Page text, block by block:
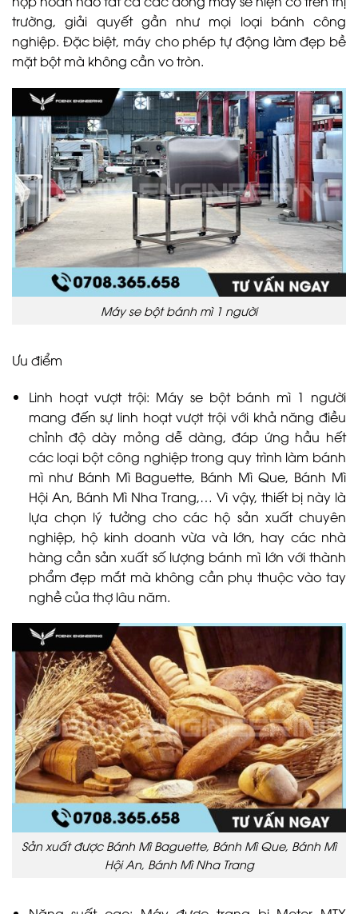
trường, giải quyết gần như mọi loại bánh công
nghiệp. Đặc biệt, máy cho phép tự động làm đẹp bề
mặt bột mà không cần vo tròn.
Máy se bột bánh mì 1 người
Ưu điểm
Linh hoạt vượt trội: Máy se bột bánh mì 1 người
mang đến sự linh hoạt vượt trội với khả năng điều
chỉnh độ dày mỏng dễ dàng, đáp ứng hầu hết
các loại bột công nghiệp trong quy trình làm bánh
mì như Bánh Mì Baguette, Bánh Mì Que, Bánh Mì
Hội An, Bánh Mì Nha Trang,… Vì vậy, thiết bị này là
lựa chọn lý tưởng cho các hộ sản xuất chuyên
nghiệp, hộ kinh doanh vừa và lớn, hay các nhà
hàng cần sản xuất số lượng bánh mì lớn với thành
phẩm đẹp mắt mà không cần phụ thuộc vào tay
nghề của thợ lâu năm.
Sản xuất được Bánh Mì Baguette, Bánh Mì Que, Bánh Mì
Hội An, Bánh Mì Nha Trang